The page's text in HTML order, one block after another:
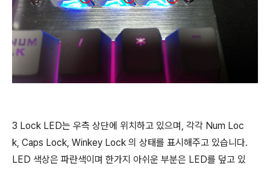
3 Lock LED는 우측 상단에 위치하고 있으며, 각각 Num Loc
k, Caps Lock, Winkey Lock 의 상태를 표시해주고 있습니다.
LED 색상은 파란색이며 한가지 아쉬운 부분은 LED를 덮고 있